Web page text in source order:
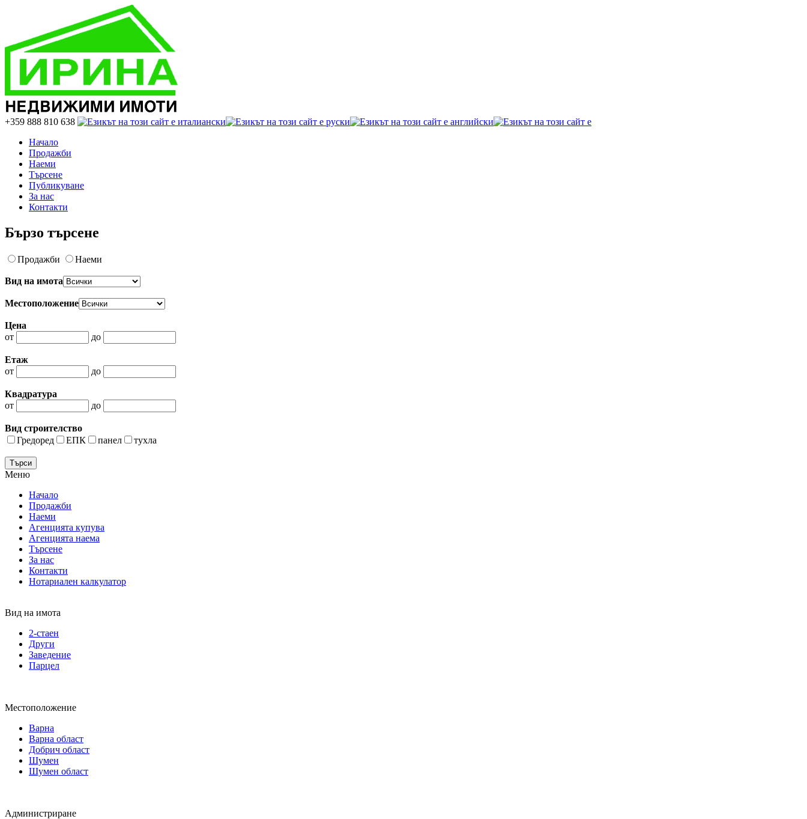
+359 888 810 638
Начало
Продажби
Наеми
Търсене
Публикуване
За нас
Контакти
Бързо търсене
Продажби Наеми
Вид на имота
Местоположение
Цена
от
до
Етаж
от
до
Квадратура
от
до
Вид строителство
Гредоред
ЕПК панел тухла
Меню
Начало
Продажби
Наеми
Агенцията купува
Агенцията наема
Търсене
За нас
Контакти
Нотариален калкулатор
Вид на имота
2-стаен
Други
Заведение
Парцел
Местоположение
Варна
Варна област
Добрич област
Шумен
Шумен област
Администриране